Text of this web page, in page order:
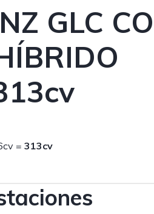
GLC
= 313cv